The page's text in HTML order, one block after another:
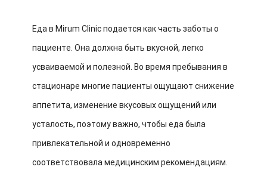
Еда в Mirum Clinic подается как часть заботы о
пациенте. Она должна быть вкусной, легко
усваиваемой и полезной. Во время пребывания в
стационаре многие пациенты ощущают снижение
аппетита, изменение вкусовых ощущений или
усталость, поэтому важно, чтобы еда была
привлекательной и одновременно
соответствовала медицинским рекомендациям.